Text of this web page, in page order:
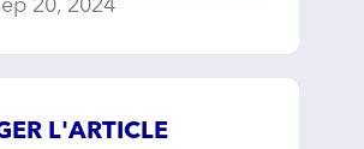
20, 2024
L'ARTICLE